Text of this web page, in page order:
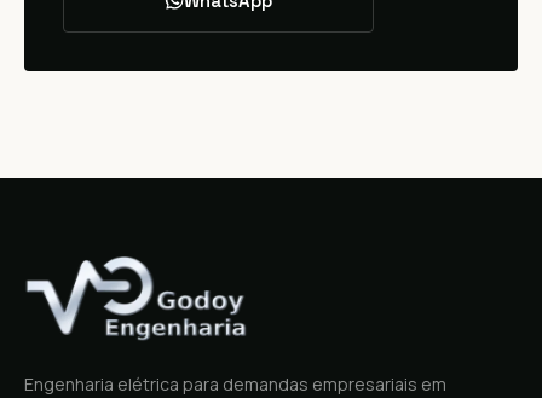
Engenharia elétrica para demandas empresariais em